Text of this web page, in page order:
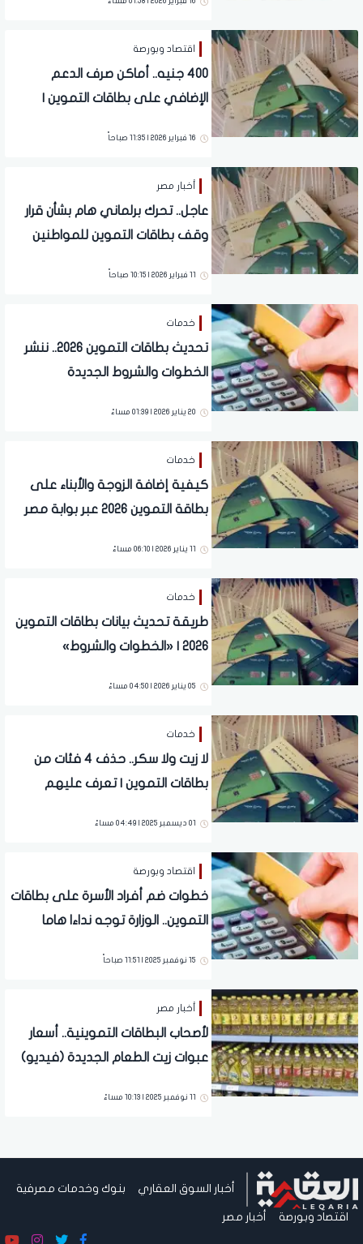
اقتصاد وبورصة
400 جنيه.. أماكن صرف الدعم
الإضافي على بطاقات التموين |
16 فبراير 2026 | 11:35 صباحاً
أخبار مصر
عاجل.. تحرك برلماني هام بشأن قرار
وقف بطاقات التموين للمواطنين
11 فبراير 2026 | 10:15 صباحاً
خدمات
تحديث بطاقات التموين 2026.. ننشر
الخطوات والشروط الجديدة
20 يناير 2026 | 01:39 مساءً
خدمات
كيفية إضافة الزوجة والأبناء على
بطاقة التموين 2026 عبر بوابة مصر
11 يناير 2026 | 06:10 مساءً
خدمات
طريقة تحديث بيانات بطاقات التموين
2026 | «الخطوات والشروط»
05 يناير 2026 | 04:50 مساءً
خدمات
لا زيت ولا سكر.. حذف 4 فئات من
بطاقات التموين | تعرف عليهم
01 ديسمبر 2025 | 04:49 مساءً
اقتصاد وبورصة
خطوات ضم أفراد الأسرة على بطاقات
التموين.. الوزارة توجه نداءا هاما
15 نوفمبر 2025 | 11:51 صباحاً
أخبار مصر
لأصحاب البطاقات التموينية.. أسعار
عبوات زيت الطعام الجديدة (فيديو)
11 نوفمبر 2025 | 10:13 مساءً
أخبار السوق العقاري بنوك وخدمات مصرفية
اقتصاد وبورصة أخبار مصر